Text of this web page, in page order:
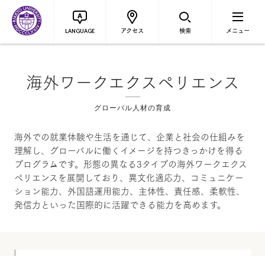
LANGUAGE アクセス 検索 メニュー
海外ワークエクスペリエンス
グローバル人材の育成
海外での就業体験や生活を通じて、企業と社会の仕組みを
理解し、グローバルに働くイメージを持つきっかけを得る
プログラムです。形態の異なる3タイプの海外ワークエクス
ペリエンスを展開しており、異文化適応力、コミュニケー
ション能力、外国語運用能力、主体性、責任感、柔軟性、
発信力といった国際的に活躍できる能力を高めます。